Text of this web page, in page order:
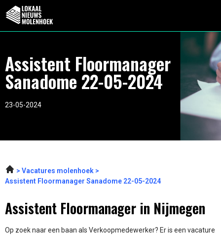
Assistent Floormanager
Sanadome 22-05-2024
23-05-2024
Vacatures molenhoek
Assistent Floormanager Sanadome 22-05-2024
Assistent Floormanager in Nijmegen
Op zoek naar een baan als Verkoopmedewerker? Er is een vacature